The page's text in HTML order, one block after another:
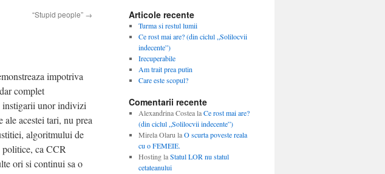
“Stupid people” →
impotriva
complet
instigarii unor indivizi
acestei tari, nu prea
algoritmului de
ca CCR
ori si continui sa o
Articole recente
Turma si restul lumii
Ce rost mai are? (din ciclul „Solilocvii
indecente”)
Irecuperabile
Am trait prea putin
Care este scopul?
Comentarii recente
Alexandrina CostealaCe rost mai are?
(din ciclul „Solilocvii indecente”)
Mirela Olaru laO scurta poveste reala
cu o FEMEIE.
HostinglaStatul LOR nu statul
cetateanului